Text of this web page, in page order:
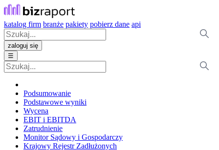
katalog firm branże pakiety pobierz dane api
zaloguj się
☰
Podsumowanie
Podstawowe wyniki
Wycena
EBIT i EBITDA
Zatrudnienie
Monitor Sądowy i Gospodarczy
Krajowy Rejestr Zadłużonych